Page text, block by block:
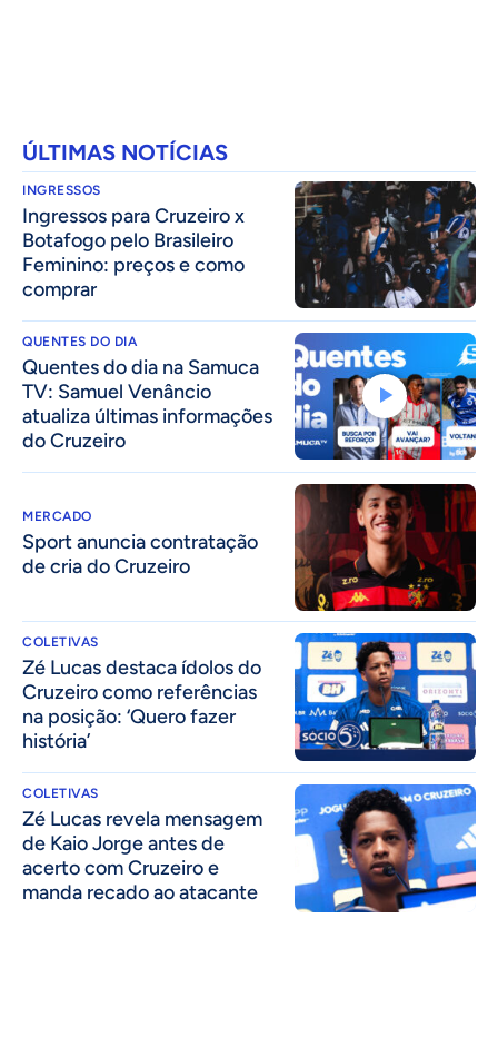
ÚLTIMAS NOTÍCIAS
INGRESSOS
Ingressos para Cruzeiro x
Botafogo pelo Brasileiro
Feminino: preços e como
comprar
QUENTES DO DIA
Quentes do dia na Samuca
TV: Samuel Venâncio
atualiza últimas informações
do Cruzeiro
MERCADO
Sport anuncia contratação
de cria do Cruzeiro
COLETIVAS
Zé Lucas destaca ídolos do
Cruzeiro como referências
na posição: ‘Quero fazer
história’
COLETIVAS
Zé Lucas revela mensagem
de Kaio Jorge antes de
acerto com Cruzeiro e
manda recado ao atacante